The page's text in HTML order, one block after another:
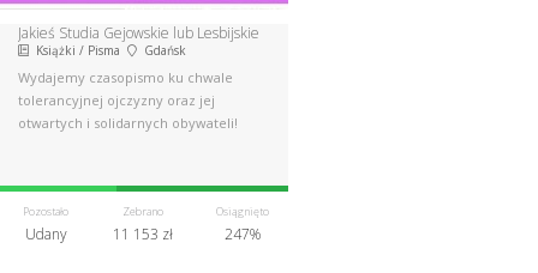
Jakieś Studia Gejowskie lub Lesbijskie
Książki / Pisma Gdańsk
Wydajemy czasopismo ku chwale
tolerancyjnej ojczyzny oraz jej
otwartych i solidarnych obywateli!
Pozostało
Udany
Zebrano
11 153 zł
Osiągnięto
247%